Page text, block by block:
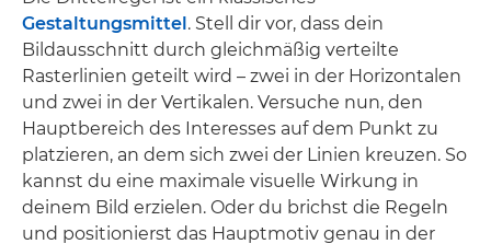
Gestaltungsmittel. Stell dir vor, dass dein
Bildausschnitt durch gleichmäßig verteilte
Rasterlinien geteilt wird – zwei in der Horizontalen
und zwei in der Vertikalen. Versuche nun, den
Hauptbereich des Interesses auf dem Punkt zu
platzieren, an dem sich zwei der Linien kreuzen. So
kannst du eine maximale visuelle Wirkung in
deinem Bild erzielen. Oder du brichst die Regeln
und positionierst das Hauptmotiv genau in der